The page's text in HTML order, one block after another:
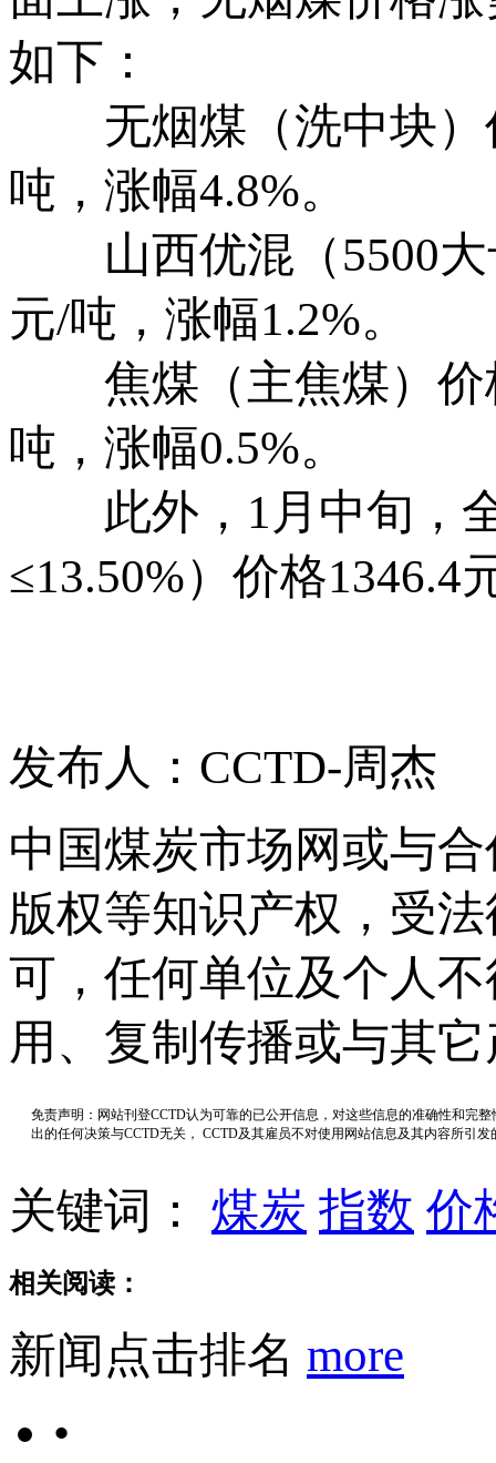
如下：
无烟煤（洗中块）
吨，涨幅4.8%。
山西优混（5500大
元/吨，涨幅1.2%。
焦煤（主焦煤）价
吨，涨幅0.5%。
此外，1月中旬，全
≤13.50%）价格1346.4
发布人：CCTD-周杰
中国煤炭市场网或与
版权等知识产权，受
可，任何单位及个人
用、复制传播或与其
免责声明：网站刊登CCTD认为可靠的已公开信息，对这些信息的准确性和完
出的任何决策与CCTD无关， CCTD及其雇员不对使用网站信息及其内容所引
关键词： 煤炭 指数 价
相关阅读：
新闻点击排名 more
•